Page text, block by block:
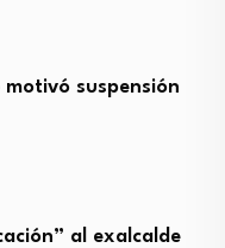
motivó suspensión
al exalcalde